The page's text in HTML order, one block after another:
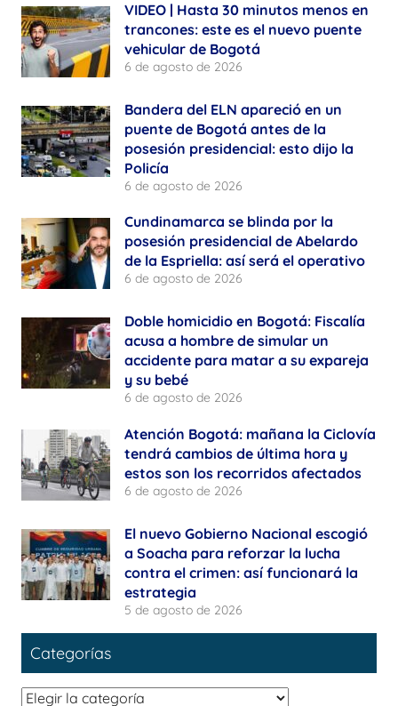
VIDEO | Hasta 30 minutos menos en
trancones: este es el nuevo puente
vehicular de Bogotá
6 de agosto de 2026
Bandera del ELN apareció en un
puente de Bogotá antes de la
posesión presidencial: esto dijo la
Policía
6 de agosto de 2026
Cundinamarca se blinda por la
posesión presidencial de Abelardo
de la Espriella: así será el operativo
6 de agosto de 2026
Doble homicidio en Bogotá: Fiscalía
acusa a hombre de simular un
accidente para matar a su expareja
y su bebé
6 de agosto de 2026
Atención Bogotá: mañana la Ciclovía
tendrá cambios de última hora y
estos son los recorridos afectados
6 de agosto de 2026
El nuevo Gobierno Nacional escogió
a Soacha para reforzar la lucha
contra el crimen: así funcionará la
estrategia
5 de agosto de 2026
Categorías
Categorías